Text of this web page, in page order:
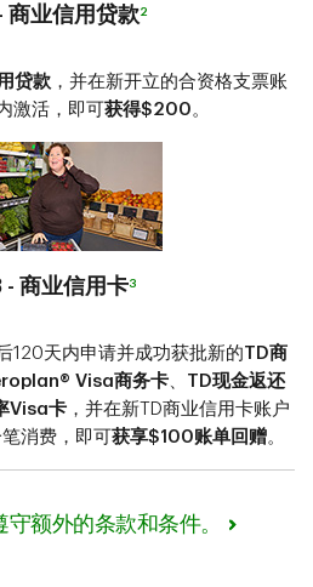
商业信用贷款2
贷款，并在新开立的合资格支票账
激活，即可 获得$200。
- 商业信用卡3
120天内申请并成功获批新的TD商
Visa商务卡、 TD现金返还
Visa卡 ，并在新TD商业信用卡账户
消费，即可 获享$100账单回赠。
额外的条款和条件。